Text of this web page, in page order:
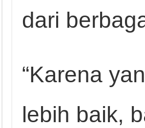
dari
“Karena
lebih baik,